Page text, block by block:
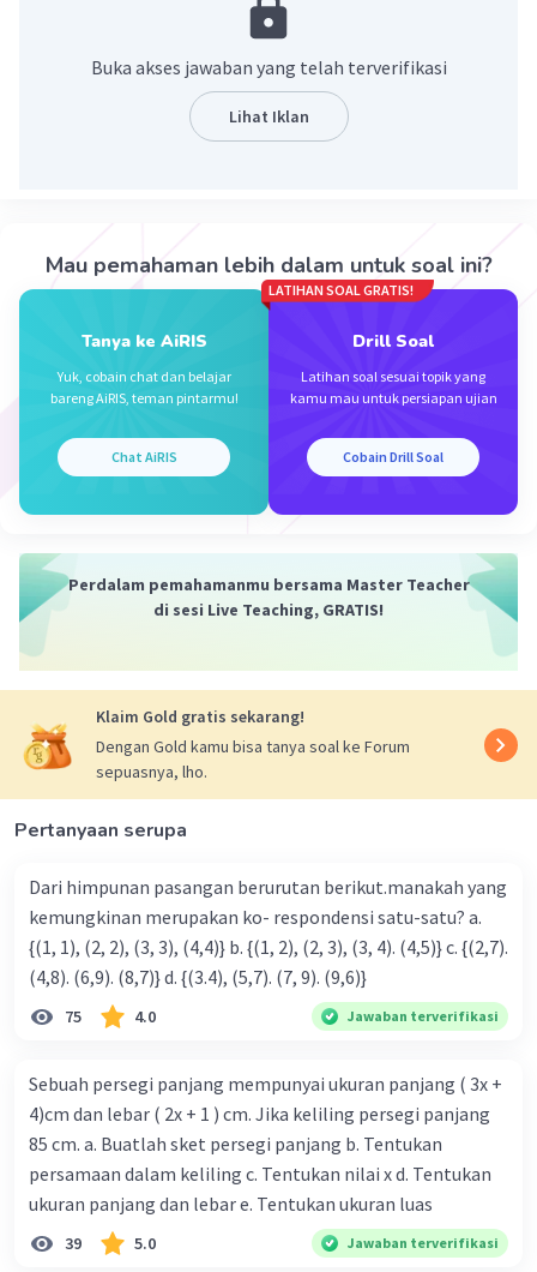
Iklan
Buka akses jawaban yang telah terverifikasi
Lihat Iklan
Mau pemahaman lebih dalam untuk soal ini?
Tanya ke AiRIS
Yuk, cobain chat dan belajar
bareng AiRIS, teman pintarmu!
Chat AiRIS
LATIHAN SOAL GRATIS!
Drill Soal
Latihan soal sesuai topik yang
kamu mau untuk persiapan ujian
Cobain Drill Soal
Perdalam pemahamanmu bersama Master Teacher
di sesi Live Teaching, GRATIS!
Klaim Gold gratis sekarang!
Dengan Gold kamu bisa tanya soal ke Forum
sepuasnya, lho.
Pertanyaan serupa
Dari himpunan pasangan berurutan berikut.manakah yang
kemungkinan merupakan ko- respondensi satu-satu? a.
{(1, 1), (2, 2), (3, 3), (4,4)} b. {(1, 2), (2, 3), (3, 4). (4,5)} c. {(2,7).
(4,8). (6,9). (8,7)} d. {(3.4), (5,7). (7, 9). (9,6)}
75 4.0 Jawaban terverifikasi
Sebuah persegi panjang mempunyai ukuran panjang ( 3x +
4)cm dan lebar ( 2x + 1 ) cm. Jika keliling persegi panjang
85 cm. a. Buatlah sket persegi panjang b. Tentukan
persamaan dalam keliling c. Tentukan nilai x d. Tentukan
ukuran panjang dan lebar e. Tentukan ukuran luas
39 5.0 Jawaban terverifikasi